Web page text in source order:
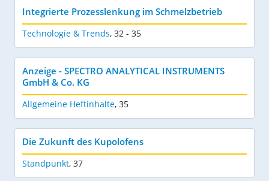
Integrierte Prozesslenkung im Schmelzbetrieb
Technologie & Trends, 32 - 35
Anzeige - SPECTRO ANALYTICAL INSTRUMENTS
GmbH & Co. KG
Allgemeine Heftinhalte, 35
Die Zukunft des Kupolofens
Standpunkt, 37